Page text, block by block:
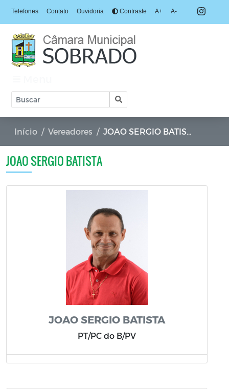
Telefones Contato Ouvidoria Contraste A+ A-
Início Vereadores JOAO SERGIO BATISTA
JOAO SERGIO BATISTA
JOAO SERGIO BATISTA
PT/PC do B/PV